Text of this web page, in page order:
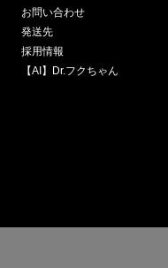
お問い合わせ
発送先
採用情報
【AI】Dr.フクちゃん